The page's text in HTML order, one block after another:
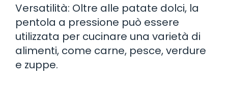
Versatilità: Oltre alle patate dolci, la
pentola a pressione può essere
utilizzata per cucinare una varietà di
alimenti, come carne, pesce, verdure
e zuppe.